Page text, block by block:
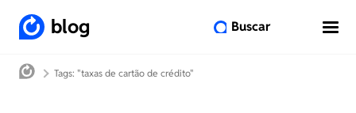
blog Buscar
Tags: "taxas de cartão de crédito"